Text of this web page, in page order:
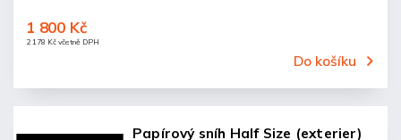
2 178 Kč včetně DPH
1 800 Kč
Do košíku
Papírový sníh Half Size (exterier)